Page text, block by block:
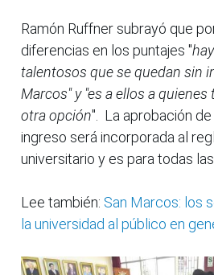
Ramón Ruffner subrayó que
diferencias en los puntajes "
talentosos que se quedan sin
Marcos" y "es a ellos a
otra opción". La aprobación
ingreso será incorporada al
universitario y es para todas
Lee también: San Marcos: los
la universidad al público en